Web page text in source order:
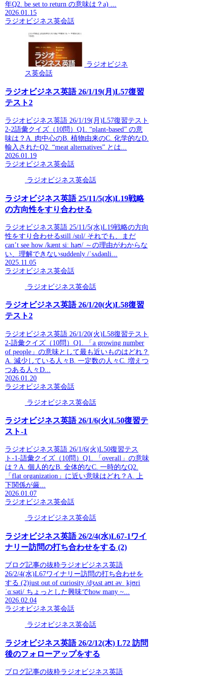
年Q2. be set to return の意味は？a) ...
2026.01.15
ラジオビジネス英会話
ラジオビジネ
ス英会話
ラジオビジネス英語 26/1/19(月)L57復習
テスト2
ラジオビジネス英語 26/1/19(月)L57復習テスト
2-2語彙クイズ（10問）Q1. “plant-based” の意
味は？A. 肉中心のB. 植物由来のC. 化学的なD.
輸入されたQ2. “meat alternatives” とは...
2026.01.19
ラジオビジネス英会話
ラジオビジネス英会話
ラジオビジネス英語 25/11/5(水)L19戦略
の方向性をすり合わせる
ラジオビジネス英語 25/11/5(水)L19戦略の方向
性をすり合わせるstill /stɪl/ それでも、まだ
can’t see how /kænt siː haʊ/ ～の理由がわからな
い、理解できないsuddenly /ˈsʌdənli...
2025.11.05
ラジオビジネス英会話
ラジオビジネス英会話
ラジオビジネス英語 26/1/20(火)L58復習
テスト2
ラジオビジネス英語 26/1/20(火)L58復習テスト
2-語彙クイズ（10問）Q1. 「a growing number
of people」の意味として最も近いものはどれ？
A. 減少している人々B. 一定数の人々C. 増えつ
つある人々D...
2026.01.20
ラジオビジネス英会話
ラジオビジネス英会話
ラジオビジネス英語 26/1/6(火)L50復習テ
スト-1
ラジオビジネス英語 26/1/6(火)L50復習テス
ト-1-語彙クイズ（10問）Q1. 「overall」の意味
は？A. 個人的なB. 全体的なC. 一時的なQ2.
「flat organization」に近い意味はどれ？A. 上
下関係が厳...
2026.01.07
ラジオビジネス英会話
ラジオビジネス英会話
ラジオビジネス英語 26/2/4(水)L67-1ワイ
ナリー訪問の打ち合わせをする (2)
ブログ記事の抜粋ラジオビジネス英語
26/2/4(水)L67ワイナリー訪問の打ち合わせを
する (2)just out of curiosity /dʒʌst aʊt əv ˌkjʊri
ˈɑːsəti/ ちょっとした興味でhow many ~...
2026.02.04
ラジオビジネス英会話
ラジオビジネス英会話
ラジオビジネス英語 26/2/12(木) L72 訪問
後のフォローアップをする
ブログ記事の抜粋ラジオビジネス英語